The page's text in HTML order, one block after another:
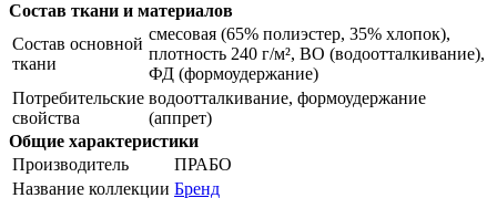
Состав ткани и материалов
Состав основной
ткани
смесовая (65% полиэстер, 35% хлопок),
плотность 240 г/м², ВО (водоотталкивание),
ФД (формоудержание)
Потребительские
свойства
водоотталкивание, формоудержание
(аппрет)
Общие характеристики
Производитель
ПРАБО
Название коллекции Бренд